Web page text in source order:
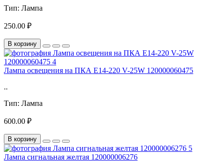
Тип: Лампа
250.00 ₽
В корзину
Лампа освещения на ПКА Е14-220 V-25W 120000060475
..
Тип: Лампа
600.00 ₽
В корзину
Лампа сигнальная желтая 120000006276